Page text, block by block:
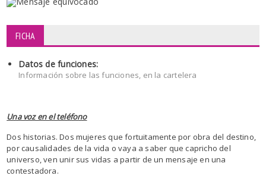
FICHA
Datos de funciones:
Información sobre las funciones, en la cartelera
Una voz en el teléfono
Dos historias. Dos mujeres que fortuitamente por obra del destino,
por causalidades de la vida o vaya a saber que capricho del
universo, ven unir sus vidas a partir de un mensaje en una
contestadora.